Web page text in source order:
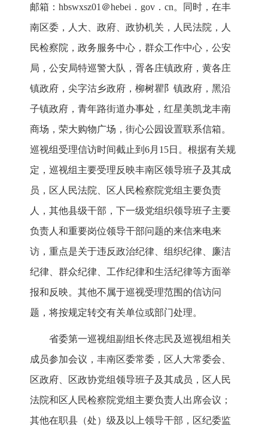
邮箱：hbswxsz01＠hebei．gov．cn。同时，在丰
南区委，人大、政府、政协机关，人民法院，人
民检察院，政务服务中心，群众工作中心，公安
局，公安局特巡警大队，胥各庄镇政府，黄各庄
镇政府，尖字沽乡政府，柳树瞿阝镇政府，黑沿
子镇政府，青年路街道办事处，红星美凯龙丰南
商场，荣大购物广场，街心公园设置联系信箱。
巡视组受理信访时间截止到6月15日。根据有关规
定，巡视组主要受理反映丰南区领导班子及其成
员，区人民法院、区人民检察院党组主要负责
人，其他县级干部，下一级党组织领导班子主要
负责人和重要岗位领导干部问题的来信来电来
访，重点是关于违反政治纪律、组织纪律、廉洁
纪律、群众纪律、工作纪律和生活纪律等方面举
报和反映。其他不属于巡视受理范围的信访问
题，将按规定转交有关单位或部门处理。
省委第一巡视组副组长佟志民及巡视组相关
成员参加会议，丰南区委常委，区人大常委会、
区政府、区政协党组领导班子及其成员，区人民
法院和区人民检察院党组主要负责人出席会议；
其他在职县（处）级及以上领导干部，区纪委监